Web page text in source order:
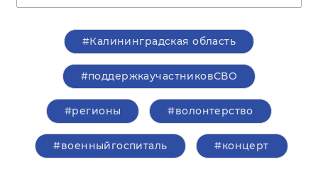
#Калининградская область
#поддержкаучастниковСВО
#регионы #волонтерство
#военныйгоспиталь #концерт